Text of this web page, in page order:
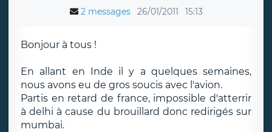
2 messages 26/01/2011 15:13
Bonjour à tous !
En allant en Inde il y a quelques semaines,
nous avons eu de gros soucis avec l'avion.
Partis en retard de france, impossible d'atterrir
à delhi à cause du brouillard donc redirigés sur
mumbai.